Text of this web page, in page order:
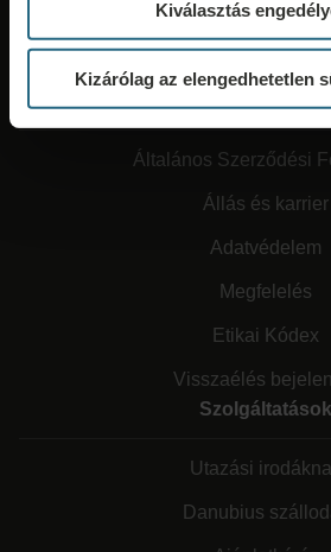
Kiválasztás
Kizárólag az elengedhetetlen
Általános Szerződési
Állás és karrier
Adatvédelem
Megfelelés
Etikai Kódex
Visszaélés
Szolgáltatások
Utazási
Danubius